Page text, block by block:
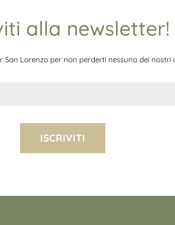
alla newsletter!
San Lorenzo per non perderti nessuno dei nostri
ISCRIVITI